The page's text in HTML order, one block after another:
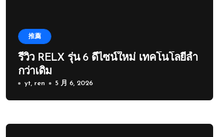
推薦
รีวิว RELX รุ่น 6 ดีไซน์ใหม่ เทคโนโลยีล้ำ
กว่าเดิม
yt, ren 5 月 6, 2026